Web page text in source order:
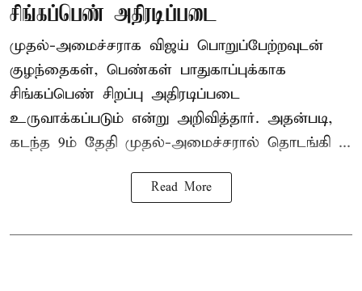
சிங்கப்பெண் அதிரடிப்படை
முதல்-அமைச்சராக விஜய் பொறுப்பேற்றவுடன்
குழந்தைகள், பெண்கள் பாதுகாப்புக்காக
சிங்கப்பெண் சிறப்பு அதிரடிப்படை
உருவாக்கப்படும் என்று அறிவித்தார். அதன்படி,
கடந்த 9ம் தேதி முதல்-அமைச்சரால் தொடங்கி ...
Read More